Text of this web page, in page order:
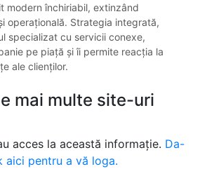
modern închiriabil, extinzând
operațională. Strategia integrată,
specializat cu servicii conexe,
pe piață și îi permite reacția la
ale clienților.
mai multe site-uri
acces la această informație. Da-
aici pentru a vă loga.